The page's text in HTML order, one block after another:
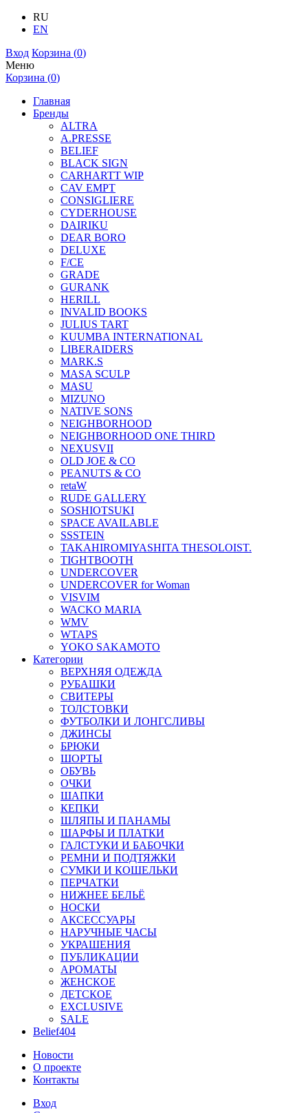
RU
EN
Вход Корзина (0)
Меню
Корзина (0)
Главная
Бренды
ALTRA
A.PRESSE
BELIEF
BLACK SIGN
CARHARTT WIP
CAV EMPT
CONSIGLIERE
CYDERHOUSE
DAIRIKU
DEAR BORO
DELUXE
F/CE
GRADE
GURANK
HERILL
INVALID BOOKS
JULIUS TART
KUUMBA INTERNATIONAL
LIBERAIDERS
MARK.S
MASA SCULP
MASU
MIZUNO
NATIVE SONS
NEIGHBORHOOD
NEIGHBORHOOD ONE THIRD
NEXUSVII
OLD JOE & CO
PEANUTS & CO
retaW
RUDE GALLERY
SOSHIOTSUKI
SPACE AVAILABLE
SSSTEIN
TAKAHIROMIYASHITA THESOLOIST.
TIGHTBOOTH
UNDERCOVER
UNDERCOVER for Woman
VISVIM
WACKO MARIA
WMV
WTAPS
YOKO SAKAMOTO
Категории
ВЕРХНЯЯ ОДЕЖДА
РУБАШКИ
СВИТЕРЫ
ТОЛСТОВКИ
ФУТБОЛКИ И ЛОНГСЛИВЫ
ДЖИНСЫ
БРЮКИ
ШОРТЫ
ОБУВЬ
ОЧКИ
ШАПКИ
КЕПКИ
ШЛЯПЫ И ПАНАМЫ
ШАРФЫ И ПЛАТКИ
ГАЛСТУКИ И БАБОЧКИ
РЕМНИ И ПОДТЯЖКИ
СУМКИ И КОШЕЛЬКИ
ПЕРЧАТКИ
НИЖНЕЕ БЕЛЬЁ
НОСКИ
АКСЕССУАРЫ
НАРУЧНЫЕ ЧАСЫ
УКРАШЕНИЯ
ПУБЛИКАЦИИ
АРОМАТЫ
ЖЕНСКОЕ
ДЕТСКОЕ
EXCLUSIVE
SALE
Belief404
Новости
О проекте
Контакты
Вход